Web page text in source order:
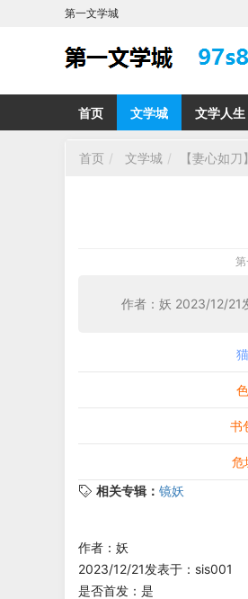
第一文学城
首页 文学城 文学人生
首页 文学城 【妻心如
作者：妖 2023/
书
危
相关专辑： 镜妖
作者：妖
2023/12/21发表于：sis001
是否首发：是